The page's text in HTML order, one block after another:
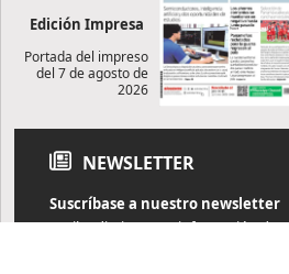
Edición Impresa
Portada del impreso
del 7 de agosto de
2026
NEWSLETTER
Suscríbase a nuestro newsletter
Reciba diariamente información de